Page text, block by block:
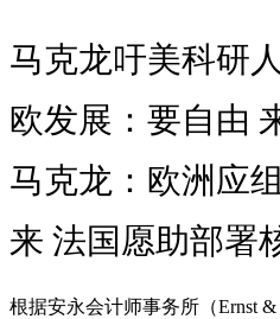
马克龙吁美科研
欧发展：要自由
马克龙：欧洲应
来 法国愿助部署
根据安永会计师事务所（Ernst